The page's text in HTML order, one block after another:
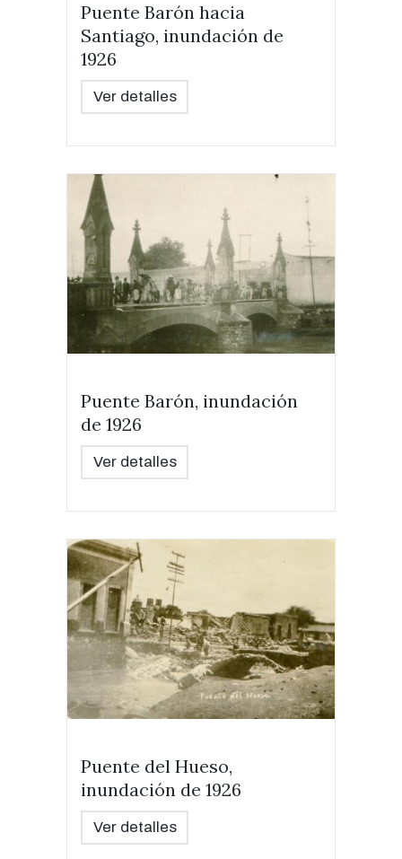
Puente Barón hacia
Santiago, inundación de
1926
Ver detalles
Puente Barón, inundación
de 1926
Ver detalles
Puente del Hueso,
inundación de 1926
Ver detalles